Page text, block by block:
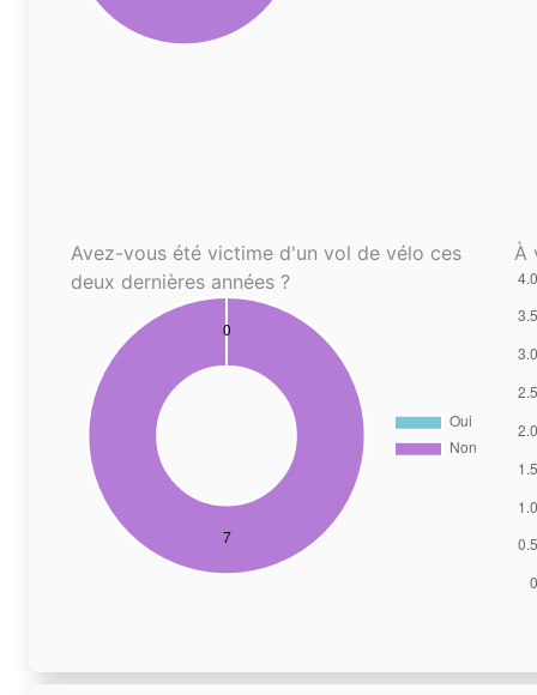
Avez-vous été victime d'un vol de vélo ces
deux dernières années ?
À